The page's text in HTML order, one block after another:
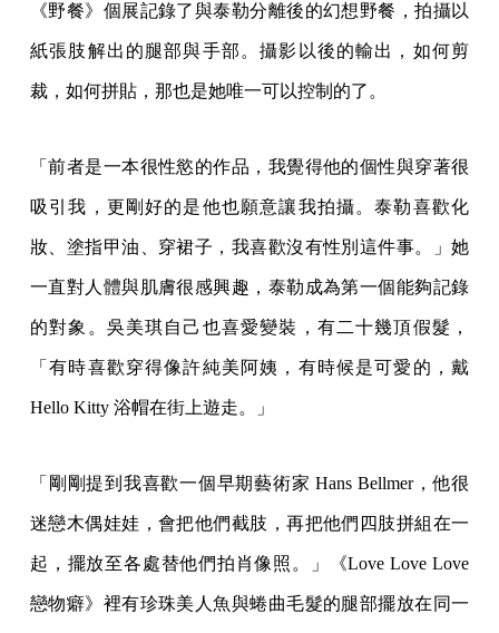
《野餐》個展記錄了與泰勒分離後的幻想野餐，拍攝以
紙張肢解出的腿部與手部。攝影以後的輸出，如何剪
裁，如何拼貼，那也是她唯一可以控制的了。
「前者是一本很性慾的作品，我覺得他的個性與穿著很
吸引我，更剛好的是他也願意讓我拍攝。泰勒喜歡化
妝、塗指甲油、穿裙子，我喜歡沒有性別這件事。」她
一直對人體與肌膚很感興趣，泰勒成為第一個能夠記錄
的對象。吳美琪自己也喜愛變裝，有二十幾頂假髮，
「有時喜歡穿得像許純美阿姨，有時候是可愛的，戴
Hello Kitty 浴帽在街上遊走。」
「剛剛提到我喜歡一個早期藝術家 Hans Bellmer，他很
迷戀木偶娃娃，會把他們截肢，再把他們四肢拼組在一
起，擺放至各處替他們拍肖像照。」《Love Love Love
戀物癖》裡有珍珠美人魚與蜷曲毛髮的腿部擺放在同一